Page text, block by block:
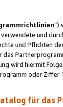
“)
und
und Pflichten
wird hiermit
oder
für das